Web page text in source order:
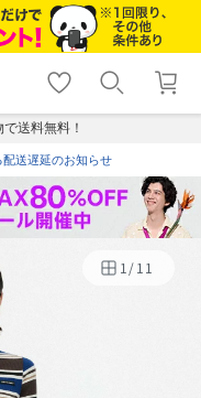
shopping_cart lock_outline
ログイン
送料無料！
送遅延のお知らせ
1/11